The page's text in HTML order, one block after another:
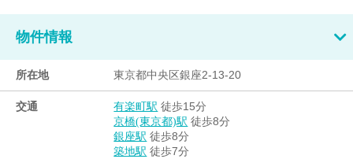
物件情報
所在地 東京都中央区銀座2-13-20
交通 有楽町駅 徒歩15分
京橋(東京都)駅 徒歩8分
銀座駅 徒歩8分
築地駅 徒歩7分